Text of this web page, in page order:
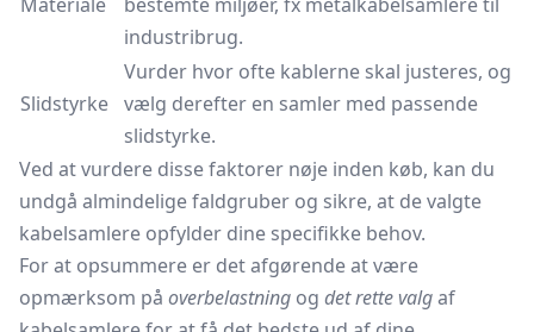
industribrug.
Slidstyrke
Vurder hvor ofte kablerne skal justeres, og
vælg derefter en samler med passende
slidstyrke.
Ved at vurdere disse faktorer nøje inden køb, kan du
undgå almindelige faldgruber og sikre, at de valgte
kabelsamlere opfylder dine specifikke behov.
For at opsummere er det afgørende at være
opmærksom på overbelastning og det rette valgaf